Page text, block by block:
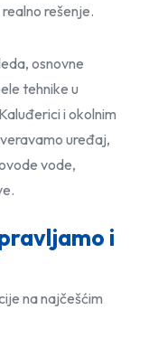
rešenje.
osnovne
tehnike u
i okolnim
uređaj,
vode,
i
na najčešćim